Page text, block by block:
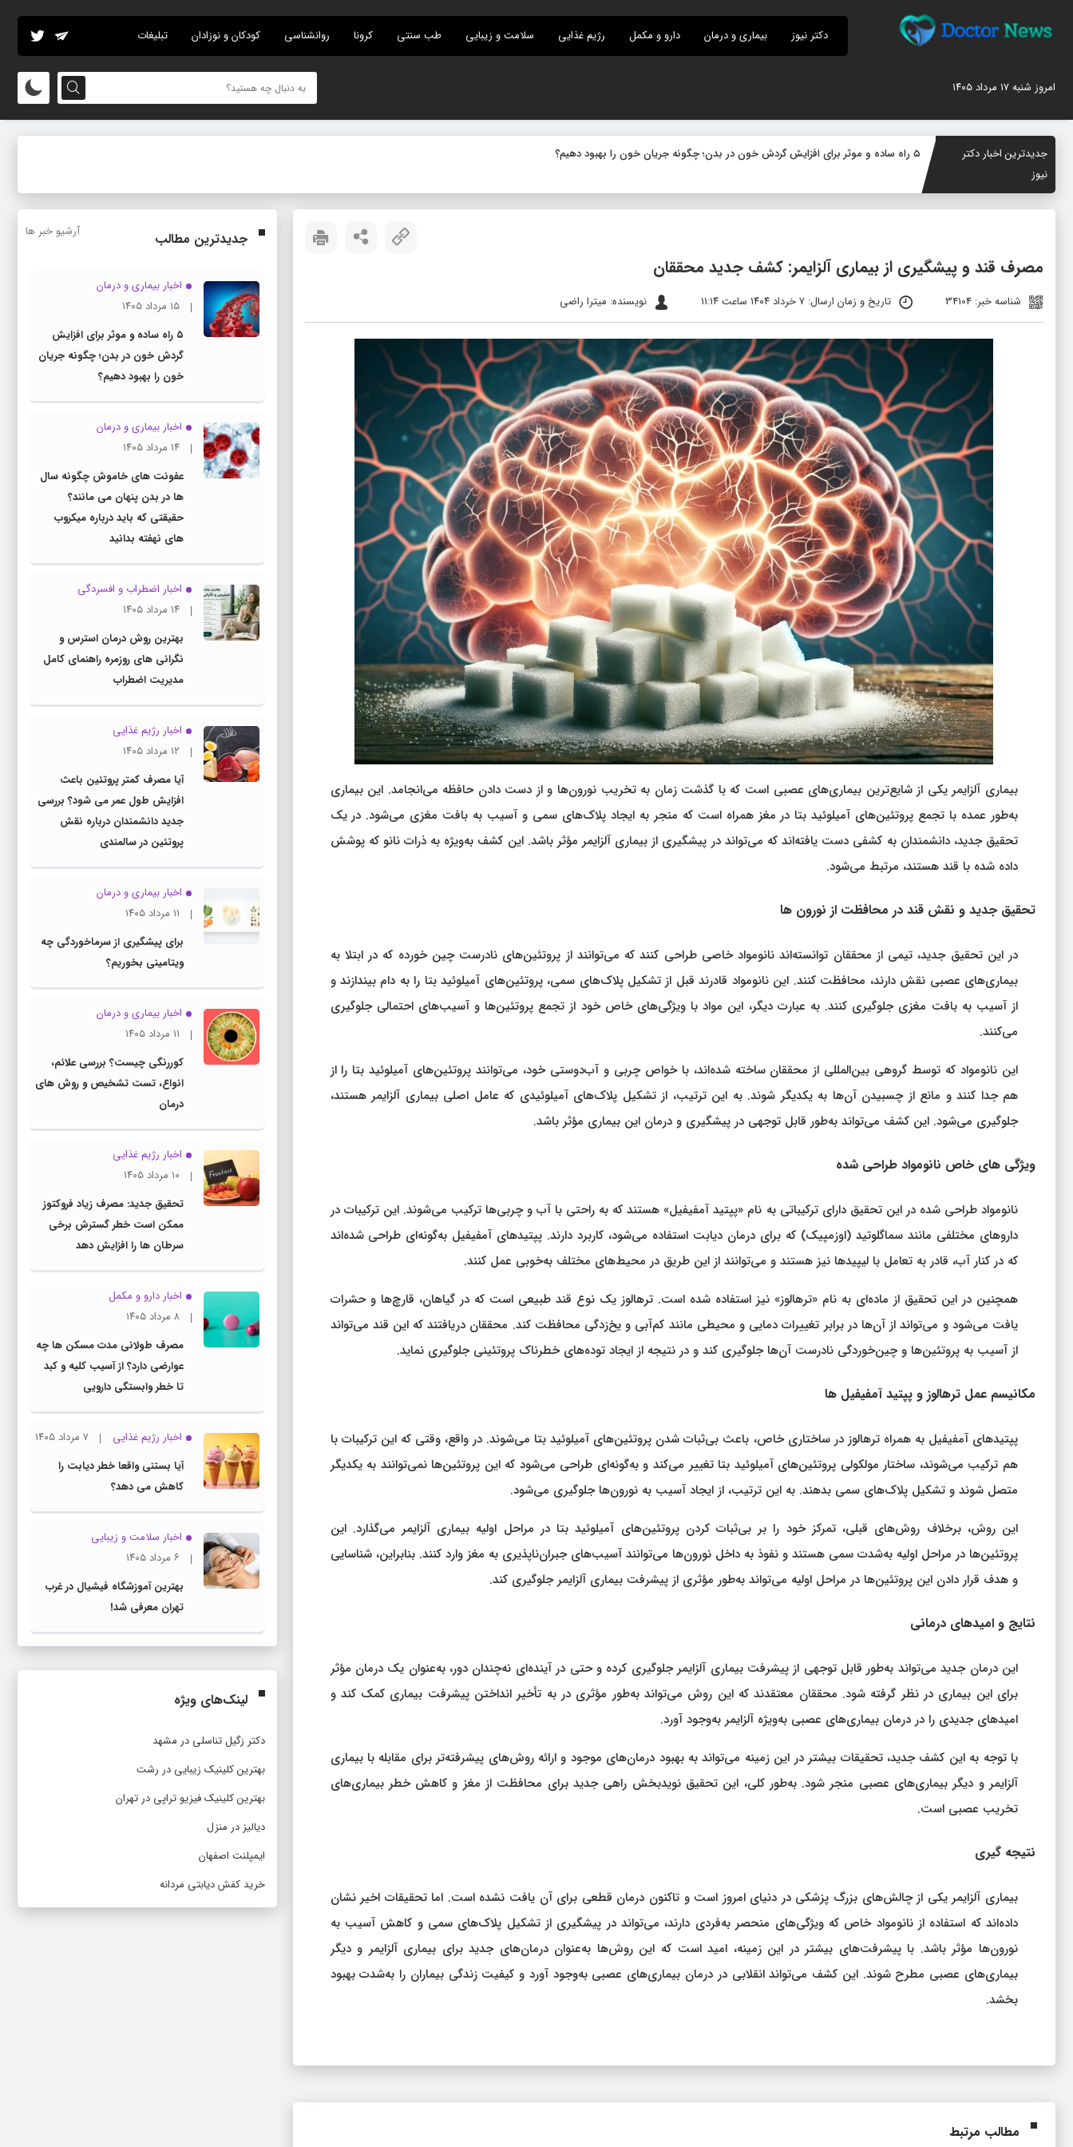
دکتر نیوز بیماری و درمان دارو و مکمل رژیم غذایی سلامت و زیبایی طب سنتی کرونا روانشناسی کودکان و نوزادان تبلیغات
امروز شنبه ۱۷ مرداد ۱۴۰۵
جدیدترین اخبار دکتر
نیوز
۵ راه ساده و موثر برای افزایش گردش خون در بدن؛ چگونه جریان خون را بهبود دهیم؟
مصرف قند و پیشگیری از بیماری آلزایمر: کشف جدید محققان
شناسه خبر: 34104 تاریخ و زمان ارسال: ۷ خرداد ۱۴۰۴ ساعت ۱۱:۱۴ نویسنده: میترا راضی
بیماری آلزایمر یکی از شایع‌ترین بیماری‌های عصبی است که با گذشت زمان به تخریب نورون‌ها و از دست دادن حافظه می‌انجامد. این بیماری
به‌طور عمده با تجمع پروتئین‌های آمیلوئید بتا در مغز همراه است که منجر به ایجاد پلاک‌های سمی و آسیب به بافت مغزی می‌شود. در یک
تحقیق جدید، دانشمندان به کشفی دست یافته‌اند که می‌تواند در پیشگیری از بیماری آلزایمر مؤثر باشد. این کشف به‌ویژه به ذرات نانو که پوشش
داده شده با قند هستند، مرتبط می‌شود.
تحقیق جدید و نقش قند در محافظت از نورون‌ ها
در این تحقیق جدید، تیمی از محققان توانسته‌اند نانومواد خاصی طراحی کنند که می‌توانند از پروتئین‌های نادرست چین خورده که در ابتلا به
بیماری‌های عصبی نقش دارند، محافظت کنند. این نانومواد قادرند قبل از تشکیل پلاک‌های سمی، پروتئین‌های آمیلوئید بتا را به دام بیندازند و
از آسیب به بافت مغزی جلوگیری کنند. به عبارت دیگر، این مواد با ویژگی‌های خاص خود از تجمع پروتئین‌ها و آسیب‌های احتمالی جلوگیری
می‌کنند.
این نانومواد که توسط گروهی بین‌المللی از محققان ساخته شده‌اند، با خواص چربی و آب‌دوستی خود، می‌توانند پروتئین‌های آمیلوئید بتا را از
هم جدا کنند و مانع از چسبیدن آن‌ها به یکدیگر شوند. به این ترتیب، از تشکیل پلاک‌های آمیلوئیدی که عامل اصلی بیماری آلزایمر هستند،
جلوگیری می‌شود. این کشف می‌تواند به‌طور قابل توجهی در پیشگیری و درمان این بیماری مؤثر باشد.
ویژگی‌ های خاص نانومواد طراحی شده
نانومواد طراحی شده در این تحقیق دارای ترکیباتی به نام «پپتید آمفیفیل» هستند که به راحتی با آب و چربی‌ها ترکیب می‌شوند. این ترکیبات در
داروهای مختلفی مانند سماگلوتید (اوزمپیک) که برای درمان دیابت استفاده می‌شود، کاربرد دارند. پپتیدهای آمفیفیل به‌گونه‌ای طراحی شده‌اند
که در کنار آب، قادر به تعامل با لیپیدها نیز هستند و می‌توانند از این طریق در محیط‌های مختلف به‌خوبی عمل کنند.
همچنین در این تحقیق از ماده‌ای به نام «ترهالوز» نیز استفاده شده است. ترهالوز یک نوع قند طبیعی است که در گیاهان، قارچ‌ها و حشرات
یافت می‌شود و می‌تواند از آن‌ها در برابر تغییرات دمایی و محیطی مانند کم‌آبی و یخ‌زدگی محافظت کند. محققان دریافتند که این قند می‌تواند
از آسیب به پروتئین‌ها و چین‌خوردگی نادرست آن‌ها جلوگیری کند و در نتیجه از ایجاد توده‌های خطرناک پروتئینی جلوگیری نماید.
مکانیسم عمل ترهالوز و پپتید آمفیفیل‌ ها
پپتیدهای آمفیفیل به همراه ترهالوز در ساختاری خاص، باعث بی‌ثبات شدن پروتئین‌های آمیلوئید بتا می‌شوند. در واقع، وقتی که این ترکیبات با
هم ترکیب می‌شوند، ساختار مولکولی پروتئین‌های آمیلوئید بتا تغییر می‌کند و به‌گونه‌ای طراحی می‌شود که این پروتئین‌ها نمی‌توانند به یکدیگر
متصل شوند و تشکیل پلاک‌های سمی بدهند. به این ترتیب، از ایجاد آسیب به نورون‌ها جلوگیری می‌شود.
این روش، برخلاف روش‌های قبلی، تمرکز خود را بر بی‌ثبات کردن پروتئین‌های آمیلوئید بتا در مراحل اولیه بیماری آلزایمر می‌گذارد. این
پروتئین‌ها در مراحل اولیه به‌شدت سمی هستند و نفوذ به داخل نورون‌ها می‌توانند آسیب‌های جبران‌ناپذیری به مغز وارد کنند. بنابراین، شناسایی
و هدف قرار دادن این پروتئین‌ها در مراحل اولیه می‌تواند به‌طور مؤثری از پیشرفت بیماری آلزایمر جلوگیری کند.
نتایج و امیدهای درمانی
این درمان جدید می‌تواند به‌طور قابل توجهی از پیشرفت بیماری آلزایمر جلوگیری کرده و حتی در آینده‌ای نه‌چندان دور، به‌عنوان یک درمان مؤثر
برای این بیماری در نظر گرفته شود. محققان معتقدند که این روش می‌تواند به‌طور مؤثری در به تأخیر انداختن پیشرفت بیماری کمک کند و
امیدهای جدیدی را در درمان بیماری‌های عصبی به‌ویژه آلزایمر به‌وجود آورد.
با توجه به این کشف جدید، تحقیقات بیشتر در این زمینه می‌تواند به بهبود درمان‌های موجود و ارائه روش‌های پیشرفته‌تر برای مقابله با بیماری
آلزایمر و دیگر بیماری‌های عصبی منجر شود. به‌طور کلی، این تحقیق نویدبخش راهی جدید برای محافظت از مغز و کاهش خطر بیماری‌های
تخریب عصبی است.
نتیجه‌ گیری
بیماری آلزایمر یکی از چالش‌های بزرگ پزشکی در دنیای امروز است و تاکنون درمان قطعی برای آن یافت نشده است. اما تحقیقات اخیر نشان
داده‌اند که استفاده از نانومواد خاص که ویژگی‌های منحصر به‌فردی دارند، می‌تواند در پیشگیری از تشکیل پلاک‌های سمی و کاهش آسیب به
نورون‌ها مؤثر باشد. با پیشرفت‌های بیشتر در این زمینه، امید است که این روش‌ها به‌عنوان درمان‌های جدید برای بیماری آلزایمر و دیگر
بیماری‌های عصبی مطرح شوند. این کشف می‌تواند انقلابی در درمان بیماری‌های عصبی به‌وجود آورد و کیفیت زندگی بیماران را به‌شدت بهبود
بخشد.
مطالب مرتبط
جدیدترین مطالب آرشیو خبر ها
اخبار بیماری و درمان
۱۵ مرداد ۱۴۰۵
۵ راه ساده و موثر برای افزایش
گردش خون در بدن؛ چگونه جریان
خون را بهبود دهیم؟
اخبار بیماری و درمان
۱۴ مرداد ۱۴۰۵
عفونت های خاموش چگونه سال
ها در بدن پنهان می مانند؟
حقیقتی که باید درباره میکروب
های نهفته بدانید
اخبار اضطراب و افسردگی
۱۴ مرداد ۱۴۰۵
بهترین روش درمان استرس و
نگرانی های روزمره راهنمای کامل
مدیریت اضطراب
اخبار رژیم غذایی
۱۲ مرداد ۱۴۰۵
آیا مصرف کمتر پروتئین باعث
افزایش طول عمر می شود؟ بررسی
جدید دانشمندان درباره نقش
پروتئین در سالمندی
اخبار بیماری و درمان
۱۱ مرداد ۱۴۰۵
برای پیشگیری از سرماخوردگی چه
ویتامینی بخوریم؟
اخبار بیماری و درمان
۱۱ مرداد ۱۴۰۵
کوررنگی چیست؟ بررسی علائم،
انواع، تست تشخیص و روش های
درمان
اخبار رژیم غذایی
۱۰ مرداد ۱۴۰۵
تحقیق جدید: مصرف زیاد فروکتوز
ممکن است خطر گسترش برخی
سرطان ها را افزایش دهد
اخبار دارو و مکمل
۸ مرداد ۱۴۰۵
مصرف طولانی مدت مسکن ها چه
عوارضی دارد؟ از آسیب کلیه و کبد
تا خطر وابستگی دارویی
اخبار رژیم غذایی
۷ مرداد ۱۴۰۵
آیا بستنی واقعا خطر دیابت را
کاهش می دهد؟
اخبار سلامت و زیبایی
۶ مرداد ۱۴۰۵
بهترین آموزشگاه فیشیال در غرب
تهران معرفی شد!
لینک‌های ویژه
دکتر زگیل تناسلی در مشهد
بهترین کلینیک زیبایی در رشت
بهترین کلینیک فیزیو تراپی در تهران
دیالیز در منزل
ایمپلنت اصفهان
خرید کفش دیابتی مردانه